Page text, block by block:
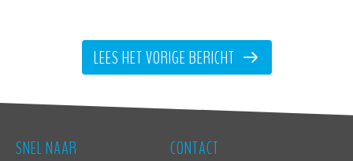
LEES HET VORIGE BERICHT
SNEL NAAR CONTACT